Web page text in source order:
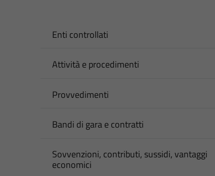
Enti controllati
Attività e procedimenti
Provvedimenti
Bandi di gara e contratti
Sovvenzioni, contributi, sussidi, vantaggi
economici